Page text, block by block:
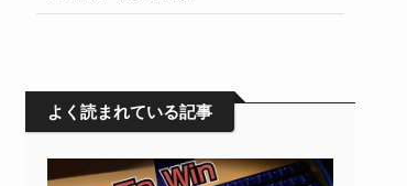
よく読まれている記事